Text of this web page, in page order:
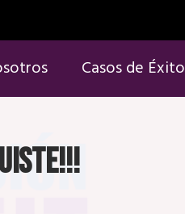
Casos de Éxito